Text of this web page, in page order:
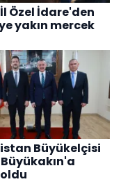
Özel İdare'den
yakın mercek
Büyükelçisi